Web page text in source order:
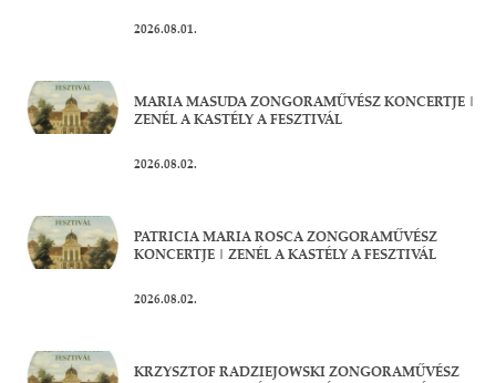
2026.08.01.
MARIA MASUDA ZONGORAMŰVÉSZ KONCERTJE |
ZENÉL A KASTÉLY A FESZTIVÁL
2026.08.02.
PATRICIA MARIA ROSCA ZONGORAMŰVÉSZ
KONCERTJE | ZENÉL A KASTÉLY A FESZTIVÁL
2026.08.02.
KRZYSZTOF RADZIEJOWSKI ZONGORAMŰVÉSZ